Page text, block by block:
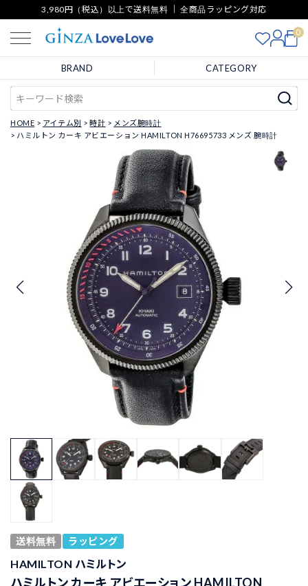
3,980円（税込）以上で送料無料 ｜ 全商品ラッピング対応
0
BRAND CATEGORY
HOME アイテム別 時計
メンズ腕時計
ハミルトン カーキ アビエーション HAMILTON H76695733 メンズ 腕時計
送料無料 ラッピング
HAMILTON ハミルトン
ハミルトン カーキ アビエーション HAMILTON